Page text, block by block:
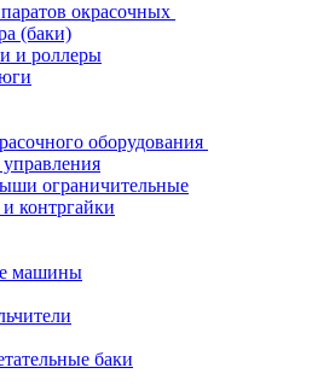
окрасочных
(баки)
и роллеры
оборудования
ограничительные
контргайки
машины
баки